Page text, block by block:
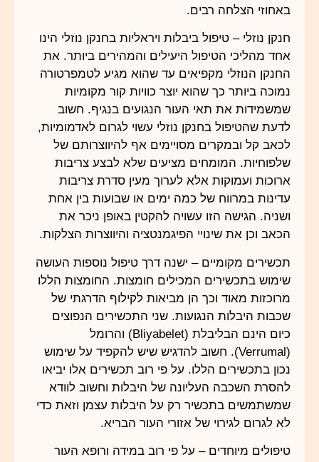
באחוזי הצלחה רבים.
חנקן נוזלי – טיפול ביבלות ויראליות בחנקן נוזלי הינו
אחד מהליכי הטיפול היעילים והמהירים ביותר. את
החנקן הנוזלי מקפיאים עד שהוא מגיע לטמפרטורה
נמוכה ביותר כך שהוא יוצר כוויות קור מקומיות
שמשמידות את תאי העור הנגועים בנגיף. חשוב
לדעת שהטיפול בחנקן נוזלי עשוי לגרום לאדמומיות,
לכאב קל ובמקרים מסויימים אף להיווצרותם של
שלפוחיות. המומחים מציעים שלא לבצע צריבות
ארוכות ועמוקות אלא לערוך מעין סדרת צריבות
עדינות במרווח של כמה ימים או שבועות בין אחת
ושניה. הגישה הזו עשויה להקטין באופן ניכר את
הכאב וכן את שינויי הפיגמנטציה והיווצרות הצלקות.
תכשירים מקומיים – ישנה דרך טיפול נוספות העושה
שימוש בתכשירים המכילים חומצות. החומצות הללו
מרוכזות מאוד וכך הן מביאות לקילוף הדרגתי של
שכבות היבלות הנגועות. שני התכשירים הנפוצים
כיום הינם הבליבלת (Bliyabelet) והרומל
(Verrumal). חשוב להדגיש שיש להקפיד על שימוש
נכון בתכשירים הללו. על פי רוב תכשירים אלו יביאו
להסרת השכבה העליונה של היבלות וחשוב לוודא
שמשתמשים בתכשיר רק על היבלות עצמן וזאת כדי
לא לגרום לגירוי של אזורי העור הבריא.
טיפולים מיוחדים – על פי רוב במידה ורופא העור